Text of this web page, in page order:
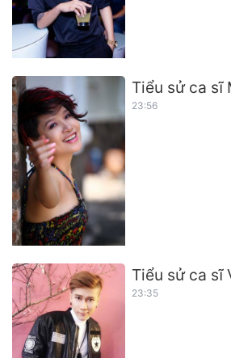
Tiểu sử ca sĩ
23:56
Tiểu sử ca sĩ
23:35